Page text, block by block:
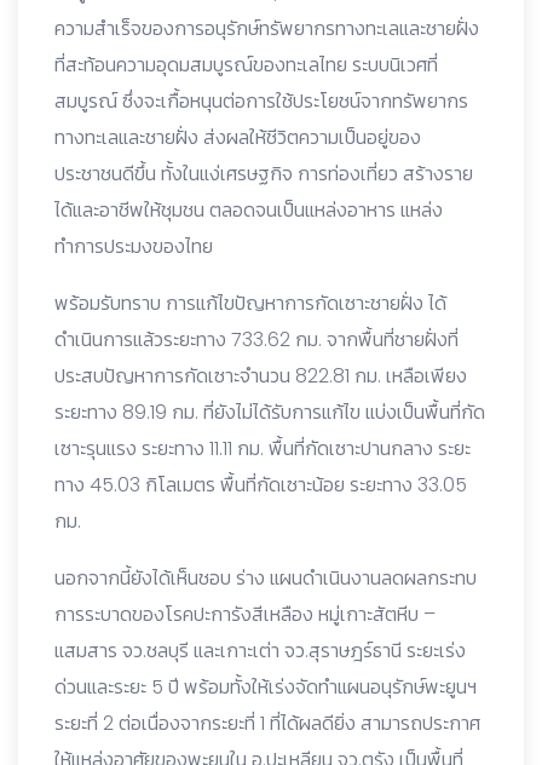
ความสำเร็จของการอนุรักษ์ทรัพยากรทางทะเลและชายฝั่ง
ที่สะท้อนความอุดมสมบูรณ์ของทะเลไทย ระบบนิเวศที่
สมบูรณ์ ซึ่งจะเกื้อหนุนต่อการใช้ประโยชน์จากทรัพยากร
ทางทะเลและชายฝั่ง ส่งผลให้ชีวิตความเป็นอยู่ของ
ประชาชนดีขึ้น ทั้งในแง่เศรษฐกิจ การท่องเที่ยว สร้างราย
ได้และอาชีพให้ชุมชน ตลอดจนเป็นแหล่งอาหาร แหล่ง
ทำการประมงของไทย
พร้อมรับทราบ การแก้ไขปัญหาการกัดเซาะชายฝั่ง ได้
ดำเนินการแล้วระยะทาง 733.62 กม. จากพื้นที่ชายฝั่งที่
ประสบปัญหาการกัดเซาะจำนวน 822.81 กม. เหลือเพียง
ระยะทาง 89.19 กม. ที่ยังไม่ได้รับการแก้ไข แบ่งเป็นพื้นที่กัด
เซาะรุนแรง ระยะทาง 11.11 กม. พื้นที่กัดเซาะปานกลาง ระยะ
ทาง 45.03 กิโลเมตร พื้นที่กัดเซาะน้อย ระยะทาง 33.05
กม.
นอกจากนี้ยังได้เห็นชอบ ร่าง แผนดำเนินงานลดผลกระทบ
การระบาดของโรคปะการังสีเหลือง หมู่เกาะสัตหีบ –
แสมสาร จว.ชลบุรี และเกาะเต่า จว.สุราษฎร์ธานี ระยะเร่ง
ด่วนและระยะ 5 ปี พร้อมทั้งให้เร่งจัดทำแผนอนุรักษ์พะยูนฯ
ระยะที่ 2 ต่อเนื่องจากระยะที่ 1 ที่ได้ผลดียิ่ง สามารถประกาศ